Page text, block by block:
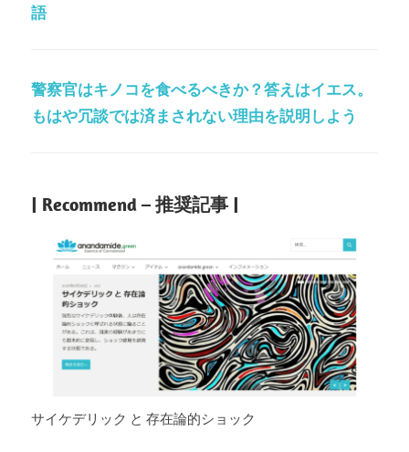
語
警察官はキノコを食べるべきか？答えはイエス。
もはや冗談では済まされない理由を説明しよう
| Recommend – 推奨記事 |
サイケデリック と 存在論的ショック